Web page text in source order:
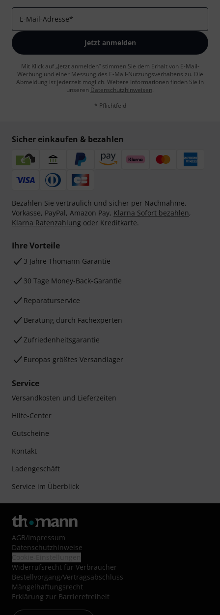
E-Mail-Adresse*
Jetzt anmelden
Mit Klick auf „Jetzt anmelden“ stimmen Sie dem Erhalt von E-Mail-
Werbung und einer Messung des E-Mail-Nutzungsverhaltens zu. Die
Abmeldung ist jederzeit möglich. Weitere Informationen finden Sie in
unseren Datenschutzhinweisen.
* Pflichtfeld
Sicher einkaufen & bezahlen
Bezahlen Sie vertraulich und sicher per Nachnahme,
Vorkasse, PayPal, Amazon Pay, Klarna Sofort bezahlen,
Klarna Ratenzahlung oder Kreditkarte.
Ihre Vorteile
3 Jahre Thomann Garantie
30 Tage Money-Back-Garantie
Reparaturservice
Beratung durch Fachexperten
Zufriedenheitsgarantie
Europas größtes Versandlager
Service
Versandkosten und Lieferzeiten
Hilfe-Center
Gutscheine
Kontakt
Ladengeschäft
Service im Überblick
AGB/Impressum
Datenschutzhinweise
Widerrufsrecht für Verbraucher
Bestellvorgang/Vertragsabschluss
Mängelhaftungsrecht
Erklärung zur Barrierefreiheit